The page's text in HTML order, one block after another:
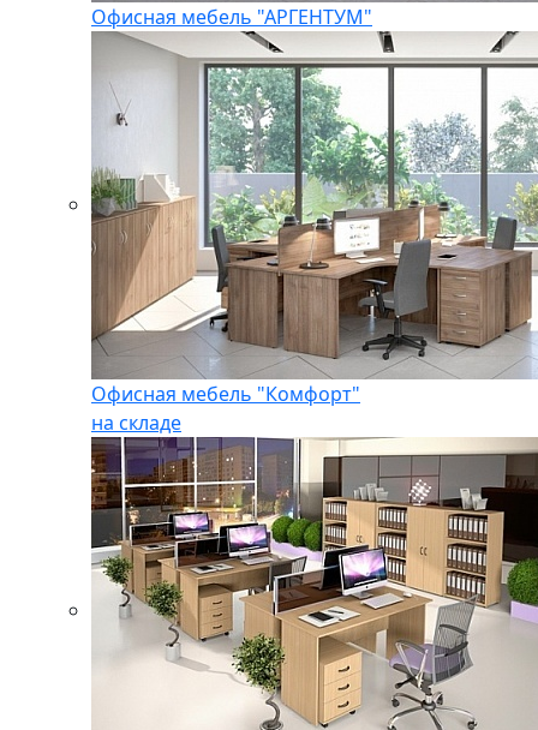
Офисная мебель "АРГЕНТУМ"
Офисная мебель "Комфорт"
на складе